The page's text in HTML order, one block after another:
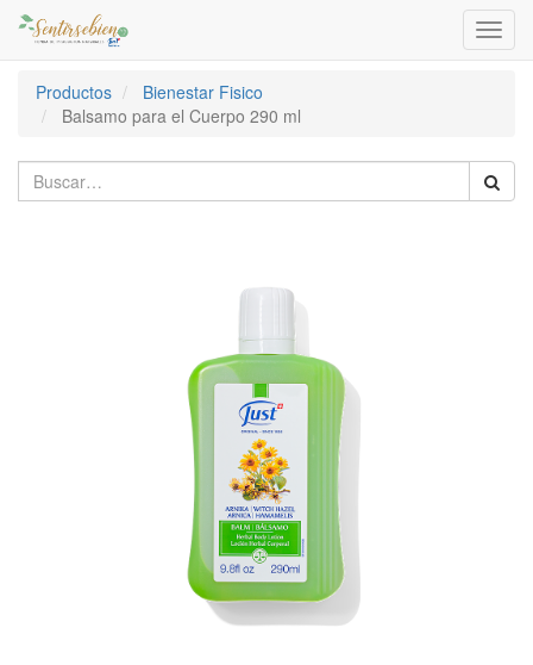
Productos
Bienestar Fisico
Balsamo para el Cuerpo 290 ml